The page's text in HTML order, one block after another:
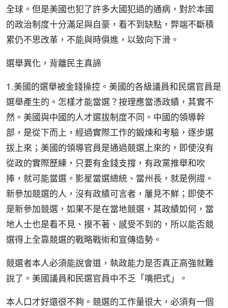
全球。但是美國也犯了許多大國犯過的通病，對於本國
的政治制度十分滿足與自豪，看不到缺點，弊端不斷積
累仍不思改革，不能與時俱進，以致向下滑。
選舉異化，背離民主真諦
1.美國的選舉被金錢操控。美國的各級議員和民選官員是
選舉產生的。怎樣才能當選？按理應當憑政績，其實不
然。美國與中國的人才選拔制度不同。中國的領導幹
部，是從下而上，經過實際工作的鍛煉和考驗，逐步選
拔上來；美國的領導官員是通過競選上來的，即使沒有
從政的實際歷練，只要有金錢支撐，有政黨推舉和吹
捧，就可能當選。影星當選總統、當州長，就是例證。
新參加競選的人，沒有政績可言者，屢見不鮮；即使不
是新參加競選，如果不是在當地競選，其政績如何，當
地人士也是看不見、摸不著、感受不到的，所以能否競
選得上全靠競選的戰略戰術和宣傳造勢。
競選者本人必須能說會道，執政能力是否真正高強就難
說了。美國議員和民選官員中不乏「嘴把式」。
本人口才好還很不夠。競選的工作量很大，必須有一個